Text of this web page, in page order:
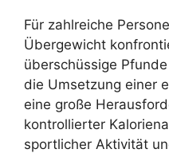
Für zahlreiche
Übergewicht
überschüssige
die Umsetzung einer
eine große
kontrollierter
sportlicher Aktivität